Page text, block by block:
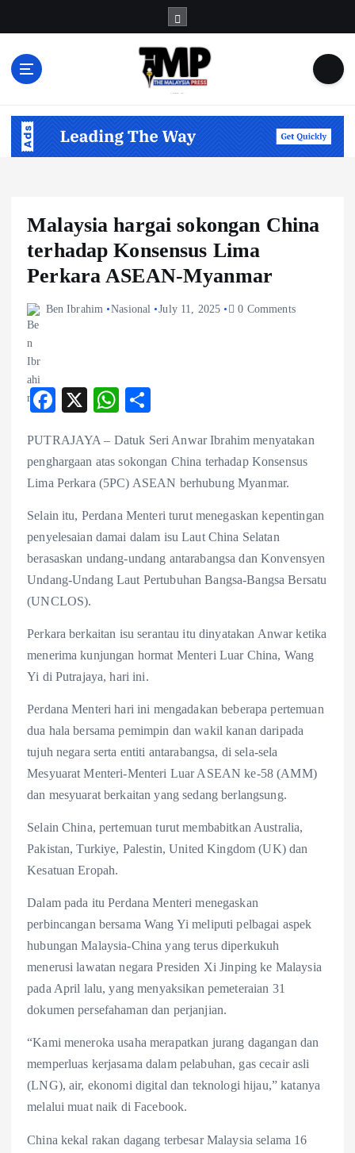
Malaysia hargai sokongan China
terhadap Konsensus Lima
Perkara ASEAN-Myanmar
Ben Ibrahim Nasional July 11, 2025 0 Comments
F
eb
o
k
X
W
ts
A
p
re
PUTRAJAYA – Datuk Seri Anwar Ibrahim menyatakan
penghargaan atas sokongan China terhadap Konsensus
Lima Perkara (5PC) ASEAN berhubung Myanmar.
Selain itu, Perdana Menteri turut menegaskan kepentingan
penyelesaian damai dalam isu Laut China Selatan
berasaskan undang-undang antarabangsa dan Konvensyen
Undang-Undang Laut Pertubuhan Bangsa-Bangsa Bersatu
(UNCLOS).
Perkara berkaitan isu serantau itu dinyatakan Anwar ketika
menerima kunjungan hormat Menteri Luar China, Wang
Yi di Putrajaya, hari ini.
Perdana Menteri hari ini mengadakan beberapa pertemuan
dua hala bersama pemimpin dan wakil kanan daripada
tujuh negara serta entiti antarabangsa, di sela-sela
Mesyuarat Menteri-Menteri Luar ASEAN ke-58 (AMM)
dan mesyuarat berkaitan yang sedang berlangsung.
Selain China, pertemuan turut membabitkan Australia,
Pakistan, Turkiye, Palestin, United Kingdom (UK) dan
Kesatuan Eropah.
Dalam pada itu Perdana Menteri menegaskan
perbincangan bersama Wang Yi meliputi pelbagai aspek
hubungan Malaysia-China yang terus diperkukuh
menerusi lawatan negara Presiden Xi Jinping ke Malaysia
pada April lalu, yang menyaksikan pemeteraian 31
dokumen persefahaman dan perjanjian.
“Kami meneroka usaha merapatkan jurang dagangan dan
memperluas kerjasama dalam pelabuhan, gas cecair asli
(LNG), air, ekonomi digital dan teknologi hijau,” katanya
melalui muat naik di Facebook.
China kekal rakan dagang terbesar Malaysia selama 16